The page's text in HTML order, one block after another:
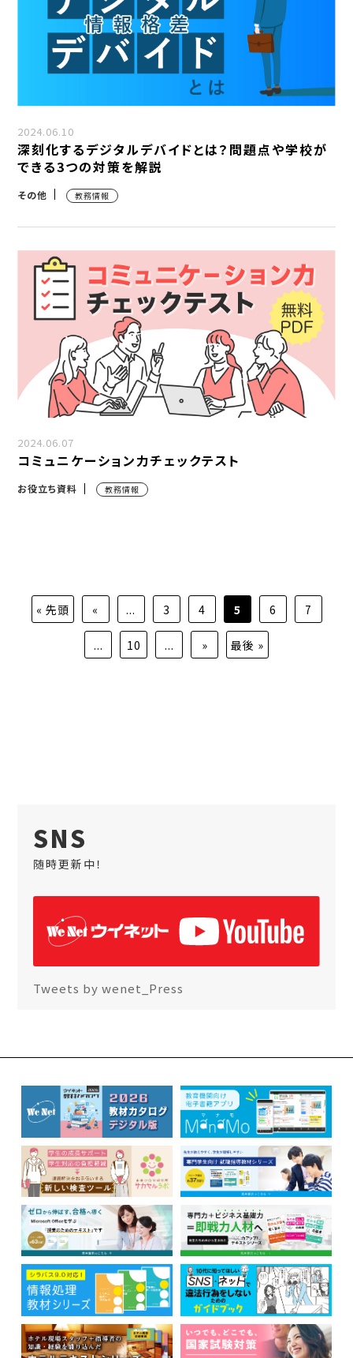
2024.06.10
深刻化するデジタルデバイドとは？問題点や学校が
できる3つの対策を解説
その他 教務情報
2024.06.07
コミュニケーション力チェックテスト
お役立ち資料 教務情報
« 先頭 « ... 3 4 5 6 7
... 10 ... » 最後 »
SNS
随時更新中！
Tweets by wenet_Press